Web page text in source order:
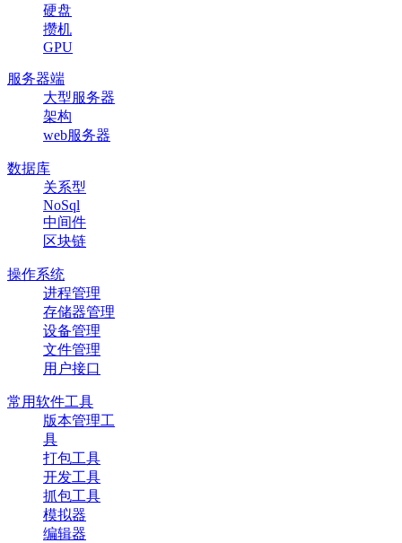
硬盘
攒机
GPU
服务器端
大型服务器
架构
web服务器
数据库
关系型
NoSql
中间件
区块链
操作系统
进程管理
存储器管理
设备管理
文件管理
用户接口
常用软件工具
版本管理工
具
打包工具
开发工具
抓包工具
模拟器
编辑器